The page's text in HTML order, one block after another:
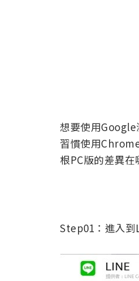
想要使用
習慣使用
根PC版的差異在
Step01：進入到